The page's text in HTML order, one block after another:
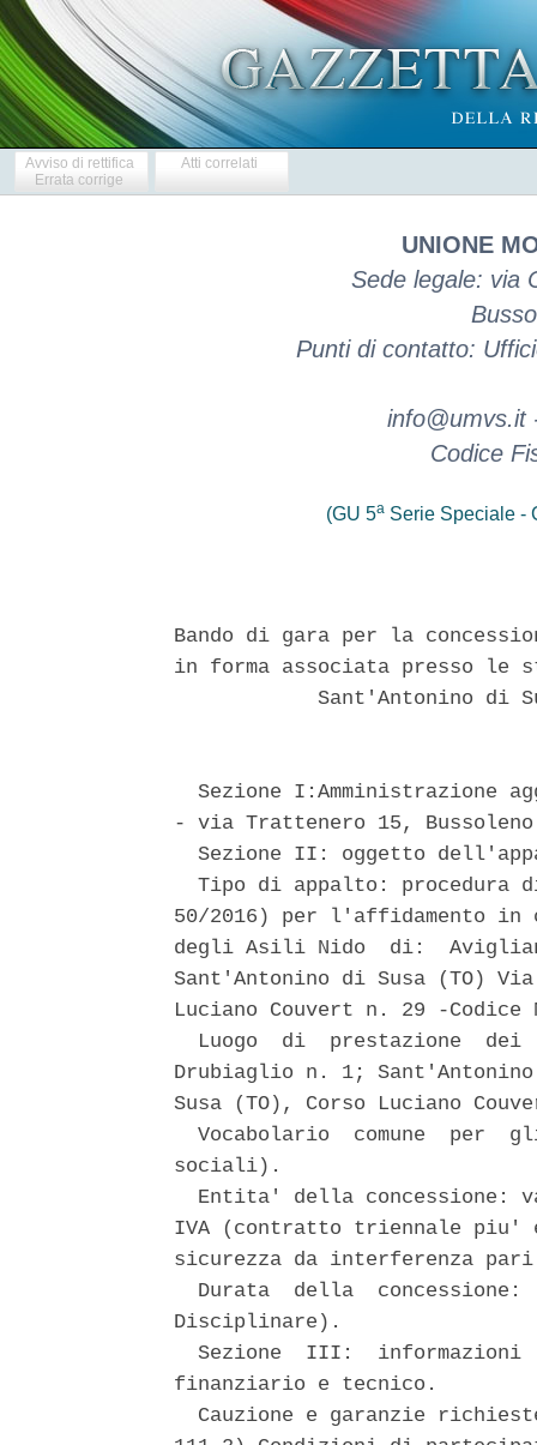
Avviso di rettifica
Errata corrige
Atti correlati
UNIONE
Sede legale: via
Punti di contatto:
info@umvs.it
Codice
(GU 5a Serie Speciale -
Bando di gara per la
in forma associata presso
Sant'Antonino di
Sezione I:Amministrazione
- via Trattenero 15,
Sezione II: oggetto
Tipo di appalto: procedura
50/2016) per l'affidamento
degli Asili Nido  di:
Sant'Antonino di Susa (TO)
Luciano Couvert n. 29 -Codice
Luogo  di  prestazione  dei
Drubiaglio n. 1;
Susa (TO), Corso Luciano
Vocabolario  comune  per
sociali).
Entita' della concessione:
IVA (contratto triennale
sicurezza da interferenza
Durata  della  concessione:
Disciplinare).
Sezione  III:  informazioni
finanziario e tecnico.
Cauzione e garanzie